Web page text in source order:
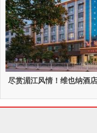
尽赏湄江风情！维也纳酒
店开